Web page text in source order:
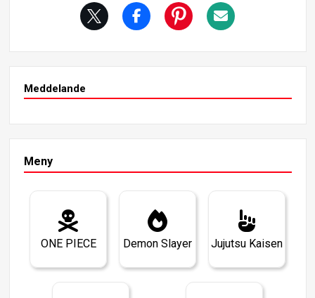
nat ärr i hennes psyke.
Meddelande
Meny
ONE PIECE Demon Slayer Jujutsu Kaisen